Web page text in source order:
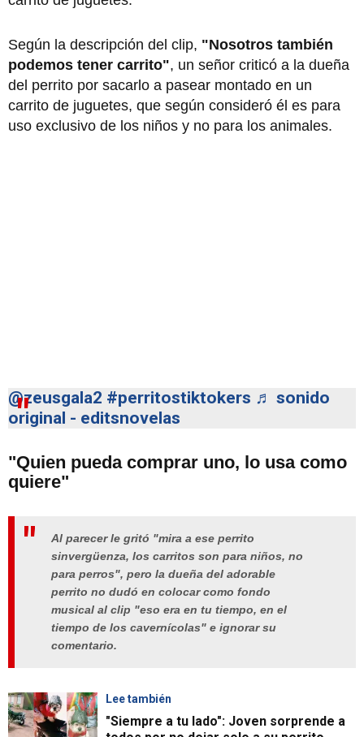
Según la descripción del clip, "Nosotros también
podemos tener carrito", un señor criticó a la dueña
del perrito por sacarlo a pasear montado en un
carrito de juguetes, que según consideró él es para
uso exclusivo de los niños y no para los animales.
@zeusgala2 #perritostiktokers ♬ sonido
original - editsnovelas
"Quien pueda comprar uno, lo usa como
quiere"
Al parecer le gritó "mira a ese perrito
sinvergüenza, los carritos son para niños, no
para perros", pero la dueña del adorable
perrito no dudó en colocar como fondo
musical al clip "eso era en tu tiempo, en el
tiempo de los cavernícolas" e ignorar su
comentario.
Lee también
"Siempre a tu lado": Joven sorprende a